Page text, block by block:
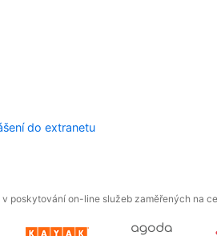
do extranetu
poskytování on-line služeb zaměřených na